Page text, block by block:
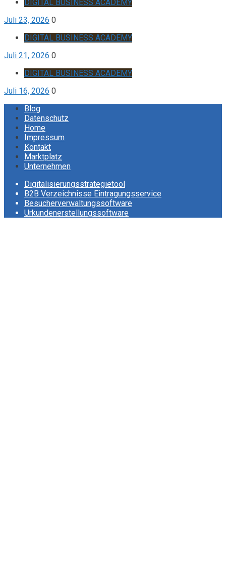
DIGITAL BUSINESS ACADEMY
Juli 23, 2026 0
DIGITAL BUSINESS ACADEMY
Juli 21, 2026 0
DIGITAL BUSINESS ACADEMY
Juli 16, 2026 0
Blog
Datenschutz
Home
Impressum
Kontakt
Marktplatz
Unternehmen
Digitalisierungsstrategietool
B2B Verzeichnisse Eintragungsservice
Besucherverwaltungssoftware
Urkundenerstellungssoftware